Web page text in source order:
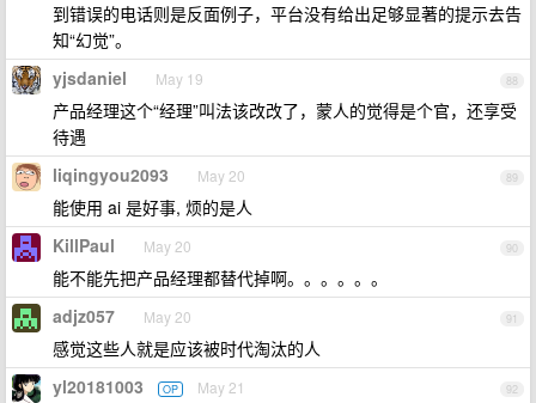
到错误的电话则是反面例子，平台没有给出足够显著的提示去告
知“幻觉”。
88
yjsdaniel May 19
产品经理这个“经理”叫法该改改了，蒙人的觉得是个官，还享受
待遇
89
liqingyou2093 May 20
能使用 ai 是好事, 烦的是人
90
KillPaul May 20
能不能先把产品经理都替代掉啊。。。。。。
91
adjz057 May 20
感觉这些人就是应该被时代淘汰的人
92
yl20181003 OP May 21